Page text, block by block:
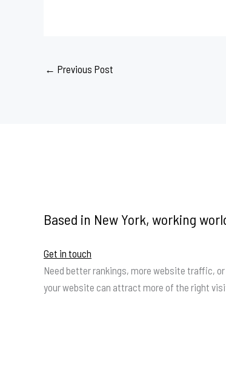
← Previous Post
Based in New York, working
Get in touch
Need better rankings, more website traffic, or
your website can attract more of the right